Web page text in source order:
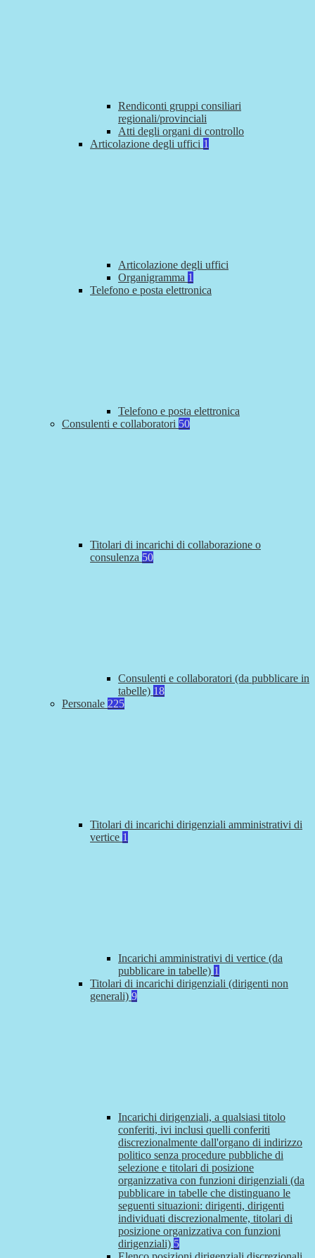
Rendiconti gruppi consiliari
regionali/provinciali
Atti degli organi di controllo
Articolazione degli uffici 1
Articolazione degli uffici
Organigramma 1
Telefono e posta elettronica
Telefono e posta elettronica
Consulenti e collaboratori 50
Titolari di incarichi di collaborazione o
consulenza 50
Consulenti e collaboratori (da pubblicare in
tabelle) 18
Personale 225
Titolari di incarichi dirigenziali amministrativi di
vertice 1
Incarichi amministrativi di vertice (da
pubblicare in tabelle) 1
Titolari di incarichi dirigenziali (dirigenti non
generali) 9
Incarichi dirigenziali, a qualsiasi titolo
conferiti, ivi inclusi quelli conferiti
discrezionalmente dall'organo di indirizzo
politico senza procedure pubbliche di
selezione e titolari di posizione
organizzativa con funzioni dirigenziali (da
pubblicare in tabelle che distinguano le
seguenti situazioni: dirigenti, dirigenti
individuati discrezionalmente, titolari di
posizione organizzativa con funzioni
dirigenziali) 5